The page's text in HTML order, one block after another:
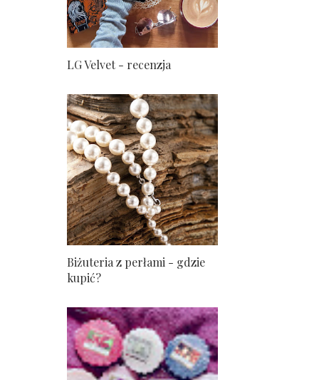
LG Velvet - recenzja
Biżuteria z perłami - gdzie
kupić?